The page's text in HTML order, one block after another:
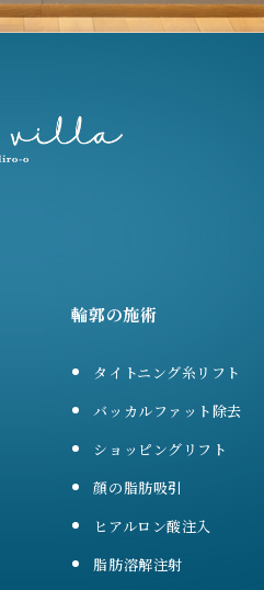
輪郭の施術
タイトニング糸リフト
バッカルファット除去
ショッピングリフト
顔の脂肪吸引
ヒアルロン酸注入
脂肪溶解注射